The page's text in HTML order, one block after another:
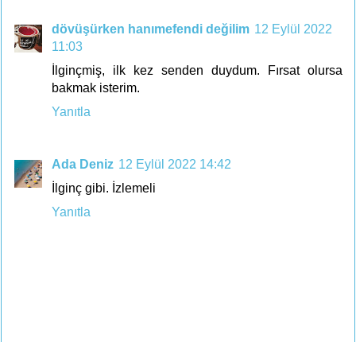
dövüşürken hanımefendi değilim 12 Eylül 2022
11:03
İlginçmiş, ilk kez senden duydum. Fırsat olursa
bakmak isterim.
Yanıtla
Ada Deniz 12 Eylül 2022 14:42
İlginç gibi. İzlemeli
Yanıtla